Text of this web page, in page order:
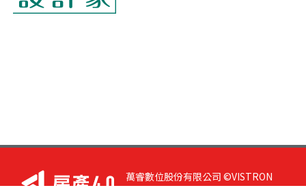
萬睿數位股份有限公司 ©VISTRON